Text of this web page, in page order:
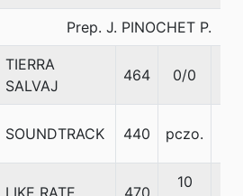
Prep. J. PINOCHET P.
TIERRA
SALVAJ
464 0/0
SOUNDTRACK 440 pczo.
LIKE RATE 470
10